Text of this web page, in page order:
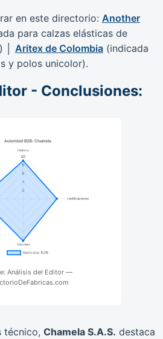
en este directorio: Another
para calzas elásticas de
│ Aritex de Colombia (indicada
y polos unicolor).
- Conclusiones:
Análisis del Editor —
técnico, Chamela S.A.S. destaca